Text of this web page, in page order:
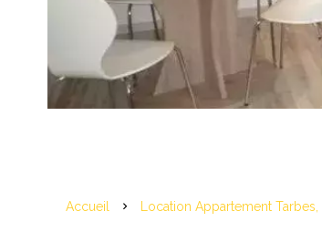
Accueil Location Appartement